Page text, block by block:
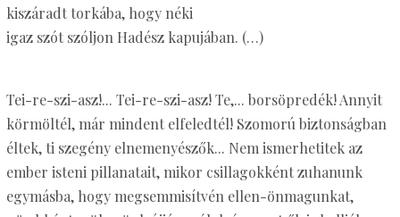
kiszáradt torkába, hogy néki
igaz szót szóljon Hadész kapujában. (…)
Tei-re-szi-asz!... Tei-re-szi-asz! Te,... borsöpredék! Annyit
körmöltél, már mindent elfeledtél! Szomorú biztonságban
éltek, ti szegény elnemenyészők... Nem ismerhetitek az
ember isteni pillanatait, mikor csillagokként zuhanunk
egymásba, hogy megsemmisítvén ellen-önmagunkat,